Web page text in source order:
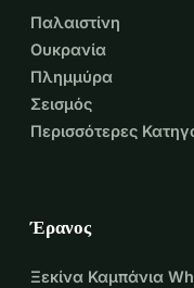
Παλαιστίνη
Ουκρανία
Πλημμύρα
Σεισμός
Περισσότερες
Έρανος
Ξεκίνα Καμπάνια